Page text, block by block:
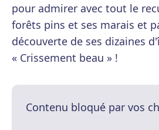
pour admirer avec tout le
forêts pins et ses marais et
découverte de ses dizaines
« Crissement beau » !
Contenu bloqué par vos